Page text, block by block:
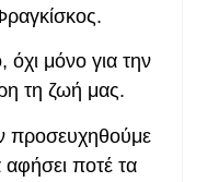
όχι μόνο για την
τη ζωή μας.
προσευχηθούμε
αφήσει ποτέ τα